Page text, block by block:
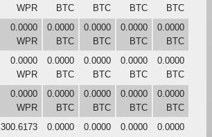
WPR
BTC
BTC
BTC
BTC
0.0000
WPR
0.0000
BTC
0.0000
BTC
0.0000
BTC
0.0000
BTC
0.0000
WPR
0.0000
BTC
0.0000
BTC
0.0000
BTC
0.0000
BTC
0.0000
WPR
0.0000
BTC
0.0000
BTC
0.0000
BTC
0.0000
BTC
300.6173
0.0000
0.0000
0.0000
0.0000